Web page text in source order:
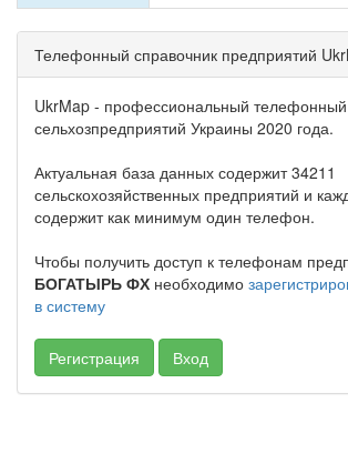
Телефонный справочник предприятий
UkrMap - профессиональный телефонный
сельхозпредприятий Украины 2020 года.
Актуальная база данных содержит 34211
сельскохозяйственных предприятий и
содержит как минимум один телефон.
Чтобы получить доступ к телефонам
БОГАТЫРЬ ФХ необходимо
в систему
Регистрация Вход